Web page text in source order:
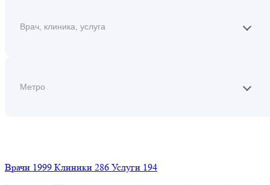
Врачи 1999 Клиники 286 Услуги 194